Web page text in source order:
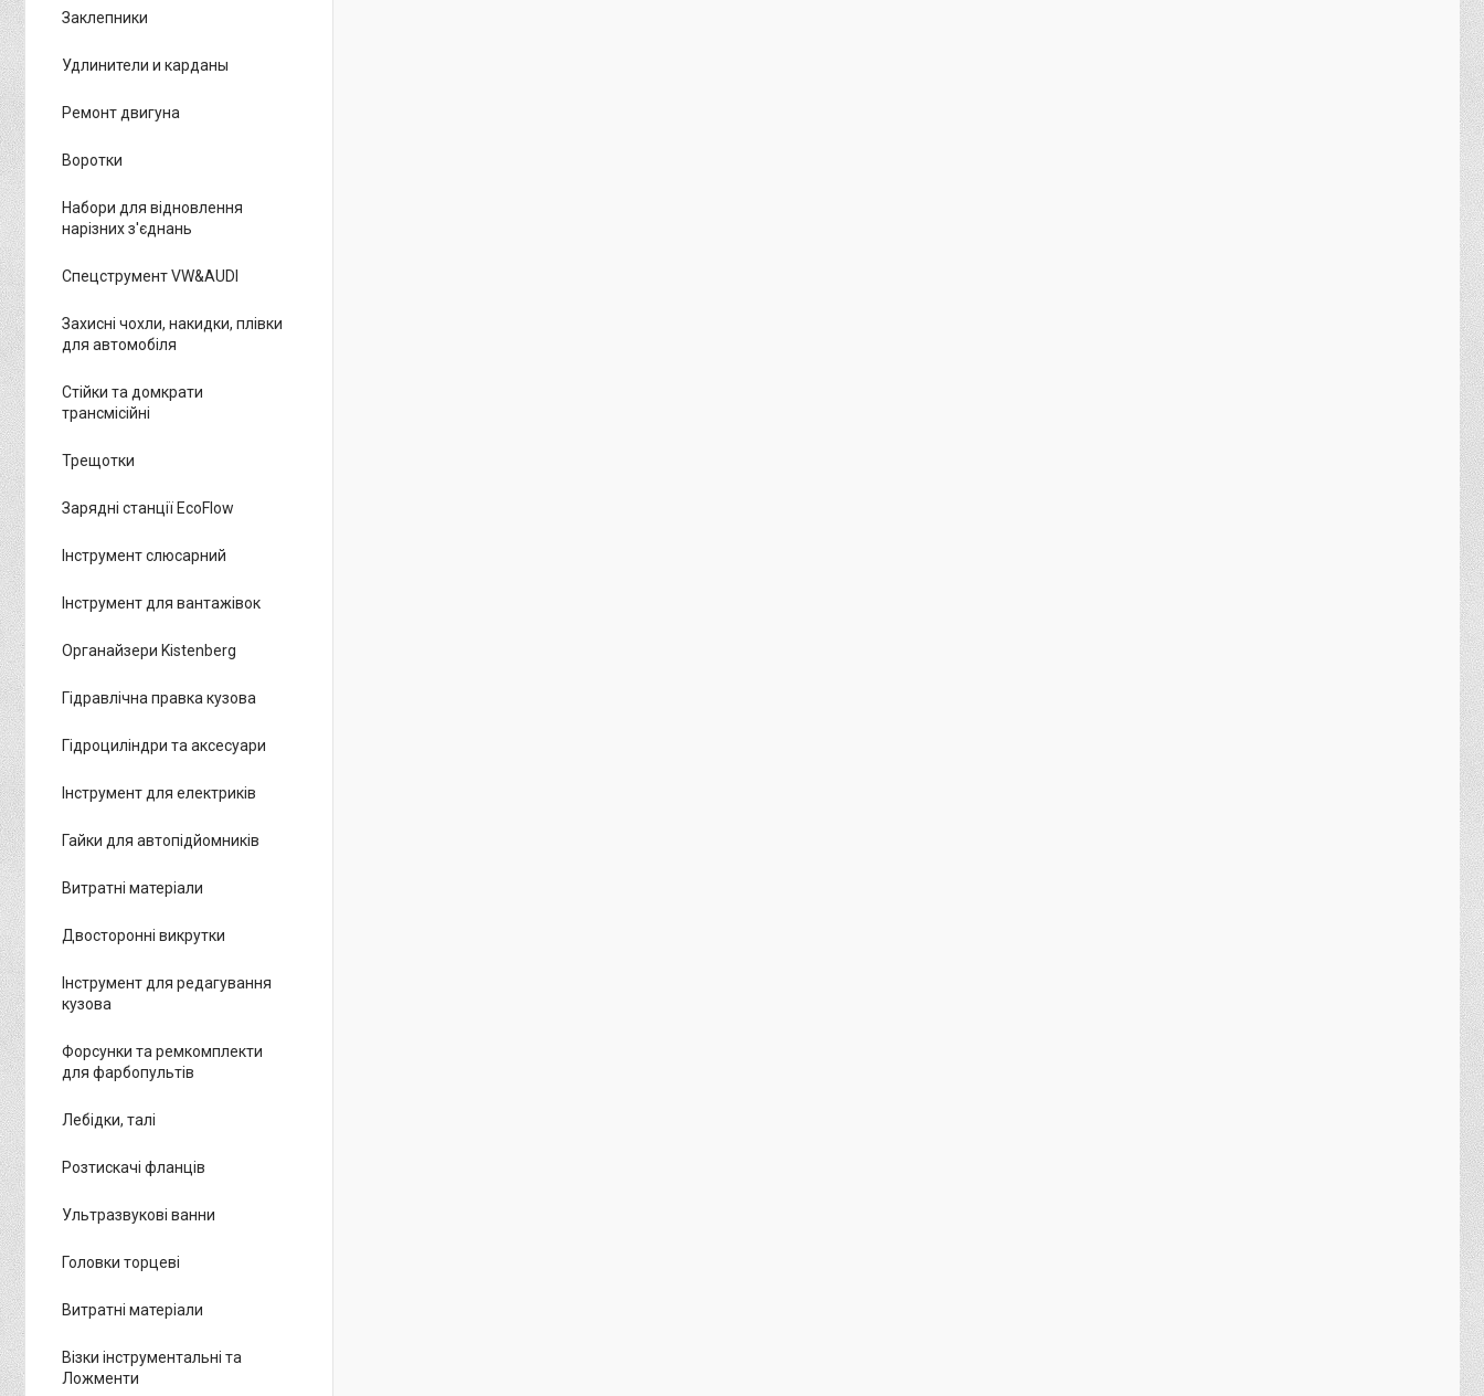
Заклепники
Удлинители и карданы
Ремонт двигуна
Воротки
Набори для відновлення
нарізних з'єднань
Спецструмент VW&AUDI
Захисні чохли, накидки, плівки
для автомобіля
Стійки та домкрати
трансмісійні
Трещотки
Зарядні станції EcoFlow
Інструмент слюсарний
Інструмент для вантажівок
Органайзери Kistenberg
Гідравлічна правка кузова
Гідроциліндри та аксесуари
Інструмент для електриків
Гайки для автопідйомників
Витратні матеріали
Двосторонні викрутки
Інструмент для редагування
кузова
Форсунки та ремкомплекти
для фарбопультів
Лебідки, талі
Розтискачі фланців
Ультразвукові ванни
Головки торцеві
Витратні матеріали
Візки інструментальні та
Ложменти